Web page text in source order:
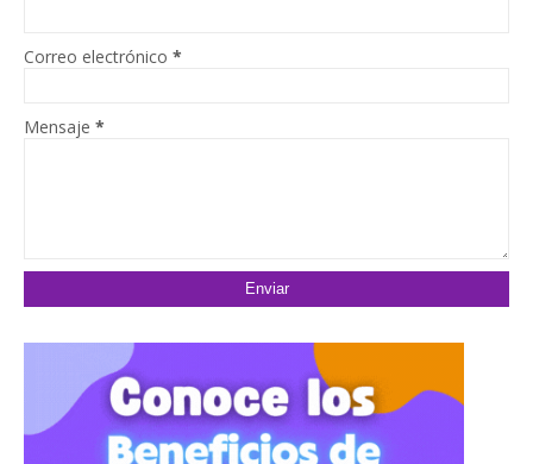
Correo electrónico *
Mensaje *